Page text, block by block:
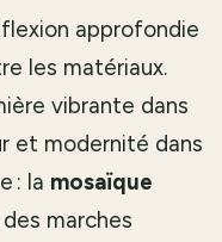
approfondie
les matériaux.
vibrante dans
et modernité dans
: la mosaïque
marches